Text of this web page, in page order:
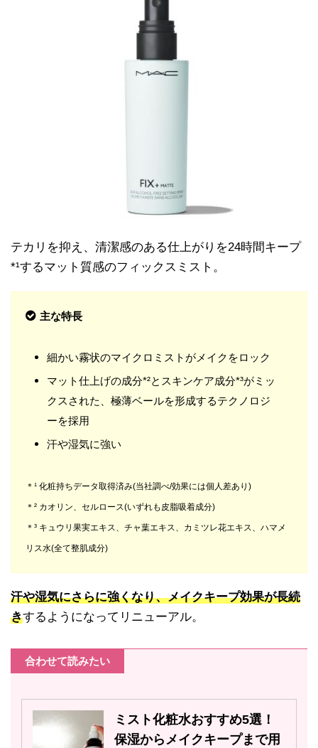
テカリを抑え、清潔感のある仕上がりを24時間キープ
*¹するマット質感のフィックスミスト。
主な特長
細かい霧状のマイクロミストがメイクをロック
マット仕上げの成分*²とスキンケア成分*³がミッ
クスされた、極薄ベールを形成するテクノロジ
ーを採用
汗や湿気に強い
＊¹ 化粧持ちデータ取得済み(当社調べ/効果には個人差あり)
＊² カオリン、セルロース(いずれも皮脂吸着成分)
＊³ キュウリ果実エキス、チャ葉エキス、カミツレ花エキス、ハマメ
リス水(全て整肌成分)
汗や湿気にさらに強くなり、メイクキープ効果が長続
きするようになってリニューアル。
合わせて読みたい
ミスト化粧水おすすめ5選！
保湿からメイクキープまで用